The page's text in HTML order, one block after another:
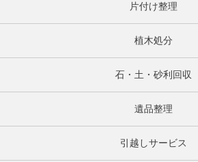
片付け整理
植木処分
石・土・砂利回収
遺品整理
引越しサービス